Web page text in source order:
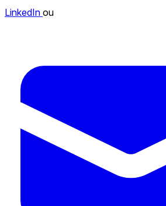
LinkedIn ou